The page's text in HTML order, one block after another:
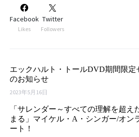
Facebook
Likes
Twitter
Followers
エックハルト・トールDVD期間限定
のお知らせ
2023年5月16日
「サレンダー～すべての理解を超え
まる」マイケル・A・シンガー/オン
ート！